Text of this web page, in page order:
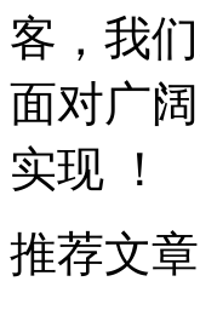
客，我
面对广
实现 ！
推荐文章